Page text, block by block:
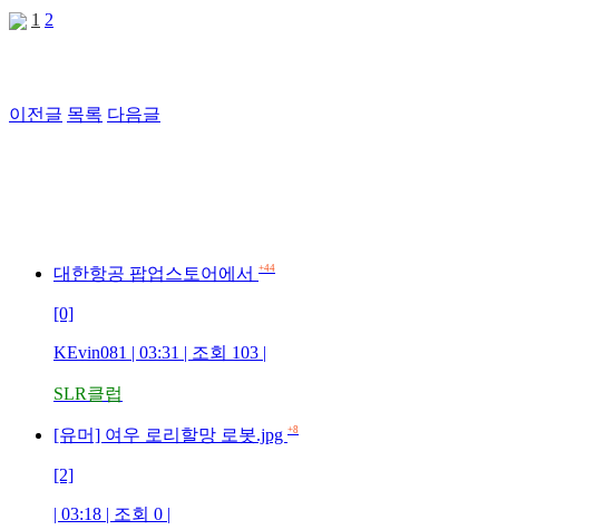
1 2
이전글 목록 다음글
대한항공 팝업스토어에서 +44
[0]
KEvin081 | 03:31 | 조회 103 |
SLR클럽
[유머] 여우 로리할망 로봇.jpg +8
[2]
| 03:18 | 조회 0 |